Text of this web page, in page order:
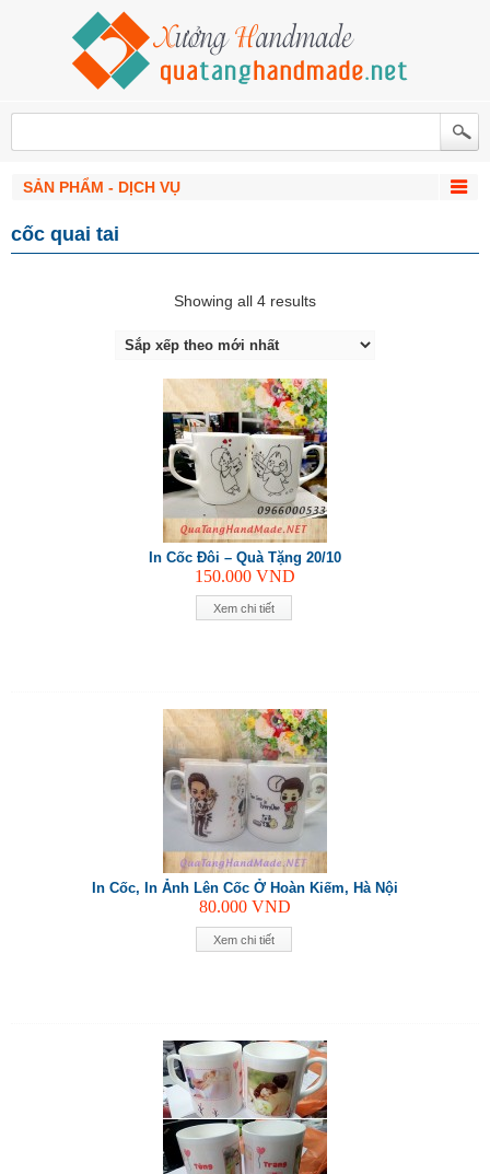
SẢN PHẨM - DỊCH VỤ
cốc quai tai
Showing all 4 results
Xem chi tiết
In Cốc Đôi – Quà Tặng 20/10
150.000 VND
Xem chi tiết
In Cốc, In Ảnh Lên Cốc Ở Hoàn Kiếm, Hà Nội
80.000 VND